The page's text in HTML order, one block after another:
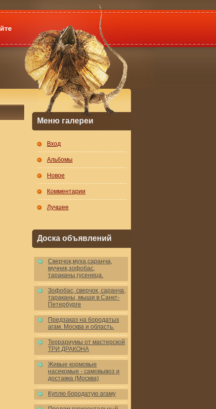
Меню галереи
Вход
Альбомы
Новое
Комментарии
Лучшее
Доска объявлений
Cверчок,муха,саранча,
мучник,зофобас,
тараканы,гусеница.
Зофобас, сверчок, саранча,
тараканы, мыши в Санкт-
Петербурге
Предзаказ на бородатых
агам. Москва и область.
Террариумы от мастерской
ТРИ ДРАКОНА
Живые кормовые
насекомые - самовывоз и
доставка (Москва)
Куплю бородатую агаму